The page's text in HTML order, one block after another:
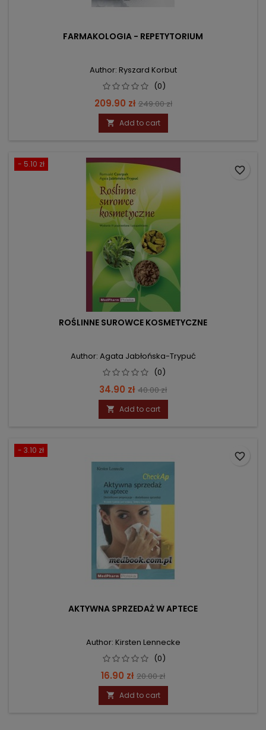
FARMAKOLOGIA - REPETYTORIUM
Author: Ryszard Korbut
(0)
Price
209.90 zł Regular
price
249.00 zł
 Add to cart
- 5.10 zł
ROŚLINNE SUROWCE KOSMETYCZNE
Author: Agata Jabłońska-Trypuć
(0)
Price
34.90 zł Regular
price
40.00 zł
 Add to cart
favorite_border
- 3.10 zł
AKTYWNA SPRZEDAŻ W APTECE
Author: Kirsten Lennecke
(0)
Price
16.90 zł Regular
price
20.00 zł
 Add to cart
favorite_border